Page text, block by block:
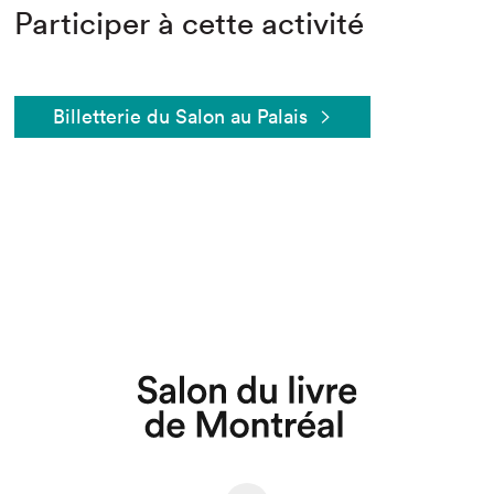
Participer à cette activité
Billetterie du Salon au Palais